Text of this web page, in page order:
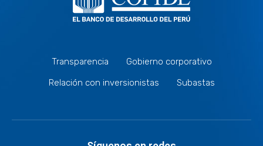
Transparencia
Gobierno corporativo
Relación con inversionistas
Subastas